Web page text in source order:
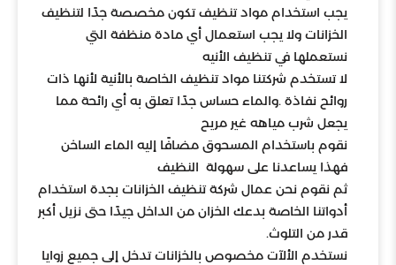
يجب استخدام مواد تنظيف تكون مخصصة جدًا لتنظيف
الخزانات ولا يجب استعمال أي مادة منظفة التي
نستعملها في تنظيف الأنيه
لا تستخدم شركتنا مواد تنظيف الخاصة بالأنية لأنها ذات
روائح نفاذة .والماء حساس جدًا تعلق به أي رائحة مما
يجعل شرب مياهه غير مريح
نقوم باستخدام المسحوق مضافًا إليه الماء الساخن
فهذا يساعدنا على سهولة النظيف
ثم نقوم نحن عمال شركة تنظيف الخزانات بجدة استخدام
أدواتنا الخاصة بدعك الخزان من الداخل جيدًا حتى نزيل أكبر
قدر من التلوث.
نستخدم الألآت مخصوص بالخزانات تدخل إلى جميع زوايا